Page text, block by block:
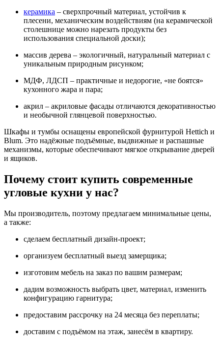
керамика – сверхпрочный материал, устойчив к
плесени, механическим воздействиям (на керамической
столешнице можно нарезать продукты без
использования специальной доски);
массив дерева – экологичный, натуральный материал с
уникальным природным рисунком;
МДФ, ЛДСП – практичные и недорогие, «не боятся»
кухонного жара и пара;
акрил – акриловые фасады отличаются декоративностью
и необычной глянцевой поверхностью.
Шкафы и тумбы оснащены европейской фурнитурой Hettich и
Blum. Это надёжные подъёмные, выдвижные и распашные
механизмы, которые обеспечивают мягкое открывание дверей
и ящиков.
Почему стоит купить современные
угловые кухни у нас?
Мы производитель, поэтому предлагаем минимальные цены,
а также:
сделаем бесплатный дизайн-проект;
организуем бесплатный выезд замерщика;
изготовим мебель на заказ по вашим размерам;
дадим возможность выбрать цвет, материал, изменить
конфигурацию гарнитура;
предоставим рассрочку на 24 месяца без переплаты;
доставим с подъёмом на этаж, занесём в квартиру.